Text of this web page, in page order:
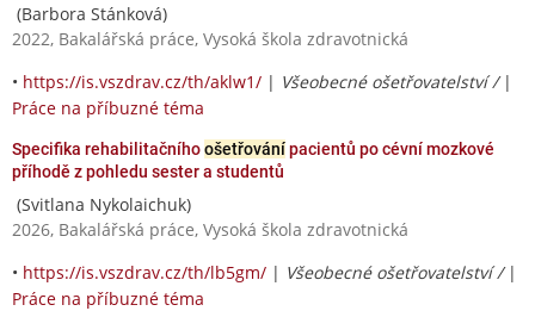
(Barbora Stánková)
2022, Bakalářská práce, Vysoká škola zdravotnická
• https://is.vszdrav.cz/th/aklw1/ | Všeobecné ošetřovatelství / |
Práce na příbuzné téma
Specifika rehabilitačníhoošetřovánípacientů po cévní mozkové
příhodě z pohledu sester a studentů
(Svitlana Nykolaichuk)
2026, Bakalářská práce, Vysoká škola zdravotnická
• https://is.vszdrav.cz/th/lb5gm/ | Všeobecné ošetřovatelství / |
Práce na příbuzné téma